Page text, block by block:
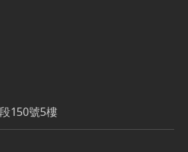
150號5樓